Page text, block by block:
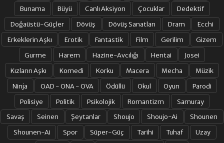
19. BÖLÜM 20. BÖLÜM
21. BÖLÜM
Bunama Büyü Canlı Aksiyon Çocuklar
Dedektif
Doğaüstü-Güçler
Dövüş Dövüş Sanatları Dram
Ecchi
Erkeklerin Aşkı
Erotik Fantastik Film Gerilim
Gizem
Gurme
Harem Hazine-Avcılığı Hentai
Josei
Kızların Aşkı
Komedi Korku Macera Mecha
Müzik
Ninja
OAD - ONA - OVA Ödüllü Okul Oyun
Parodi
Polisiye
Politik Psikolojik Romantizm
Samuray
Savaş
Seinen Şeytanlar Shoujo Shoujo-Ai
Shounen
Shounen-Ai
Spor Süper-Güç Tarihi Tuhaf
Uzay